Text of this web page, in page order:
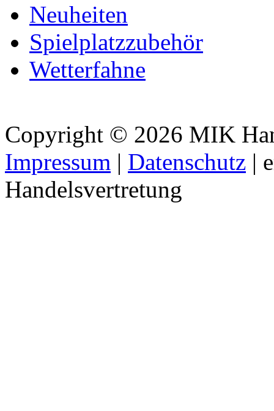
Neuheiten
Spielplatzzubehör
Wetterfahne
Copyright © 2026 MIK
Impressum | Datenschutz |
Handelsvertretung